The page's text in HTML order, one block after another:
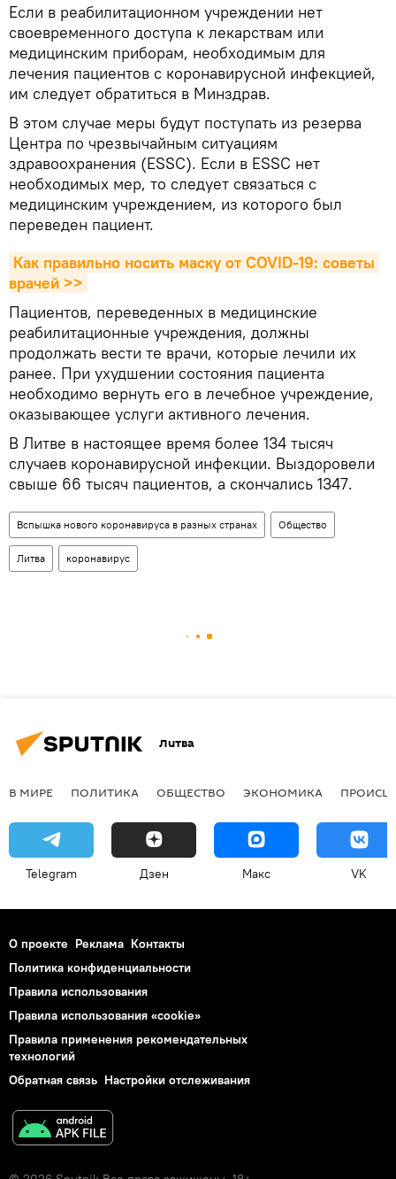
Если в реабилитационном учреждении нет
своевременного доступа к лекарствам или
медицинским приборам, необходимым для
лечения пациентов с коронавирусной инфекцией,
им следует обратиться в Минздрав.
В этом случае меры будут поступать из резерва
Центра по чрезвычайным ситуациям
здравоохранения (ESSC). Если в ESSC нет
необходимых мер, то следует связаться с
медицинским учреждением, из которого был
переведен пациент.
Как правильно носить маску от COVID-19: советы
врачей >>
Пациентов, переведенных в медицинские
реабилитационные учреждения, должны
продолжать вести те врачи, которые лечили их
ранее. При ухудшении состояния пациента
необходимо вернуть его в лечебное учреждение,
оказывающее услуги активного лечения.
В Литве в настоящее время более 134 тысяч
случаев коронавирусной инфекции. Выздоровели
свыше 66 тысяч пациентов, а скончались 1347.
Вспышка нового коронавируса в разных странах Общество
Литва коронавирус
Литва
В МИРЕ ПОЛИТИКА ОБЩЕСТВО ЭКОНОМИКА
Telegram Дзен Макс VK
О проекте Реклама Контакты
Политика конфиденциальности
Правила использования
Правила использования «cookie»
Правила применения рекомендательных
технологий
Обратная связь Настройки отслеживания